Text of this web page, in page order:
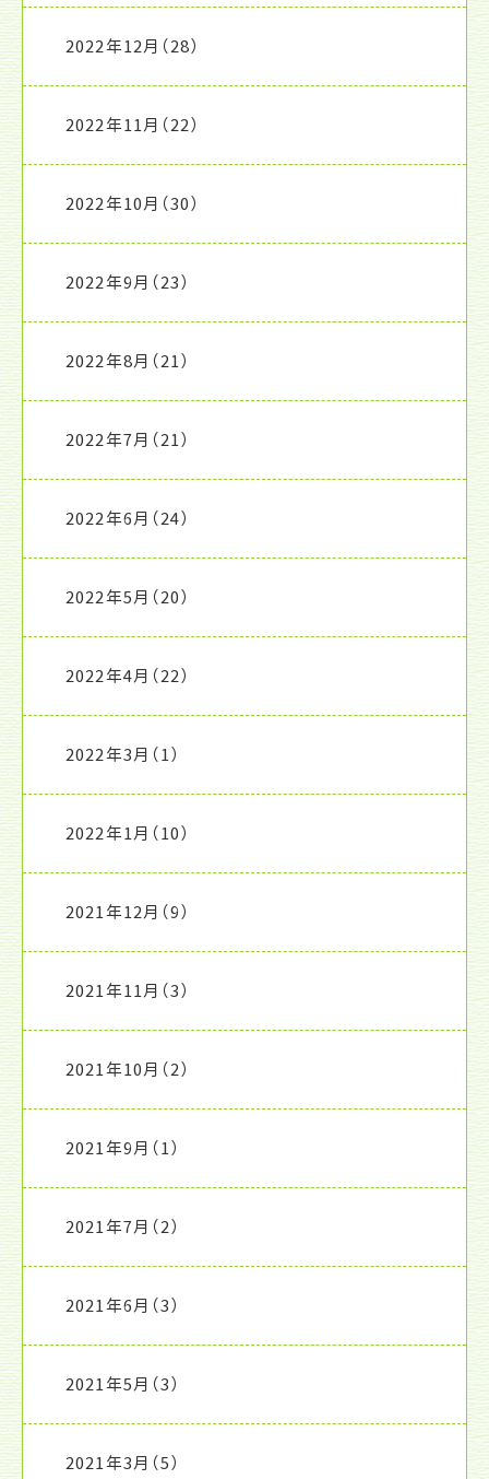
2022年12月 （28）
2022年11月 （22）
2022年10月 （30）
2022年9月 （23）
2022年8月 （21）
2022年7月 （21）
2022年6月 （24）
2022年5月 （20）
2022年4月 （22）
2022年3月 （1）
2022年1月 （10）
2021年12月 （9）
2021年11月 （3）
2021年10月 （2）
2021年9月 （1）
2021年7月 （2）
2021年6月 （3）
2021年5月 （3）
2021年3月 （5）